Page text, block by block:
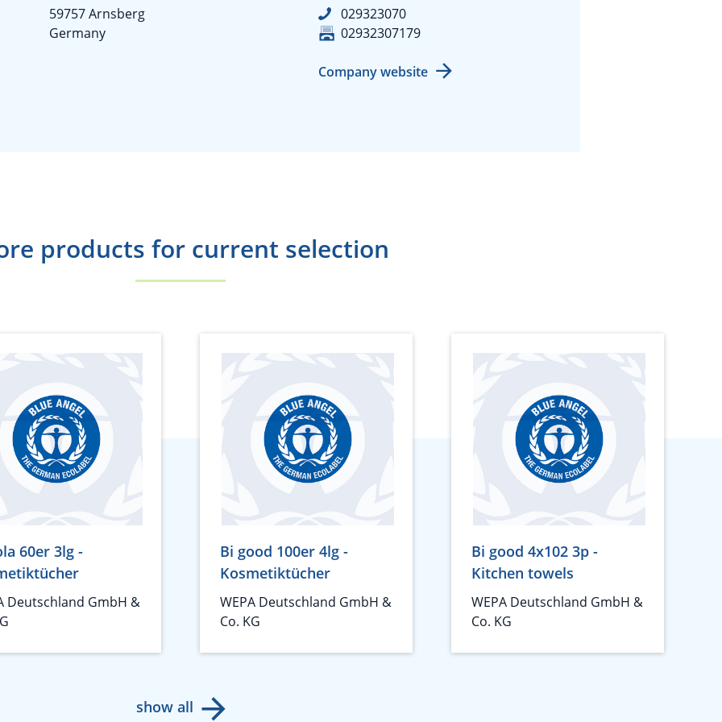
59757 Arnsberg
Germany
029323070
02932307179
Company website
products for current selection
60er 3lg -
Deutschland GmbH &
Bi good 100er 4lg -
Kosmetiktücher
WEPA Deutschland GmbH &
Co. KG
Bi good 4x102 3p -
Kitchen towels
WEPA Deutschland GmbH &
Co. KG
show all